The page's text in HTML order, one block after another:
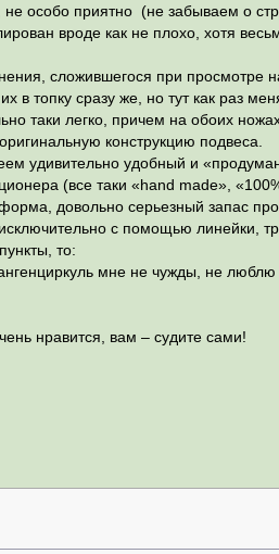
особо приятно (не забываем о
вроде как не плохо, хотя
сложившегося при просмотре
в топку сразу же, но тут как раз
таки легко, причем на обоих
конструкцию подвеса.
удивительно удобный и
(все таки «hand made»,
довольно серьезный запас
с помощью линейки,
то:
мне не чужды, не
нравится, вам – судите сами!